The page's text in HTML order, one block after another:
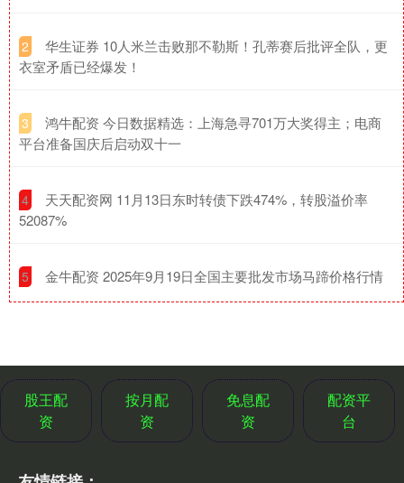
2
​华生证券 10人米兰击败那不勒斯！孔蒂赛后批评全队，更
衣室矛盾已经爆发！
3
​鸿牛配资 今日数据精选：上海急寻701万大奖得主；电商
平台准备国庆后启动双十一
4
​天天配资网 11月13日东时转债下跌474%，转股溢价率
52087%
5 ​金牛配资 2025年9月19日全国主要批发市场马蹄价格行情
股王配
资
按月配
资
免息配
资
配资平
台